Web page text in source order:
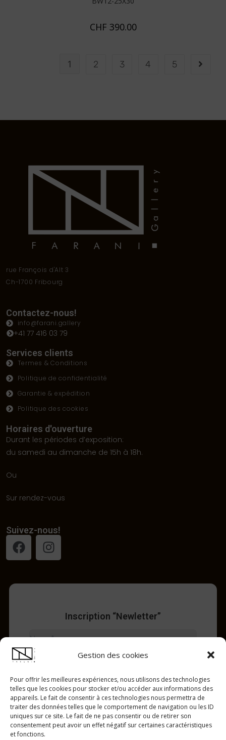
Gestion des cookies
Pour offrir les meilleures expériences, nous utilisons des technologies
telles que les cookies pour stocker et/ou accéder aux informations des
appareils. Le fait de consentir à ces technologies nous permettra de
traiter des données telles que le comportement de navigation ou les ID
uniques sur ce site. Le fait de ne pas consentir ou de retirer son
consentement peut avoir un effet négatif sur certaines caractéristiques
et fonctions.
CHF 390.00
1 2 3 4 5
rue François d'Alt 3
Ch-1700 Fribourg
Contactez-nous!
info@farani.gallery
+41 77 416 03 79
Services clients
Termes & Conditions
Politique de confidentialité
Garantie & expédition
Politique des cookies
Horaires d'ouverture
Durant les périodes d’exposition:
du samedi au dimanche de 15h à 18h.
Ou
Sur rendez-vous
Suivez-nous!
Inscription “Newletter”